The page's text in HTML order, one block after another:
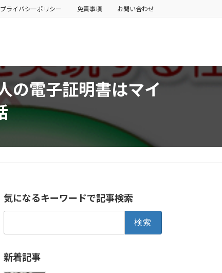
プライバシーポリシー 免責事項 お問い合わせ
の電子証明書はマイ
気になるキーワードで記事検索
新着記事